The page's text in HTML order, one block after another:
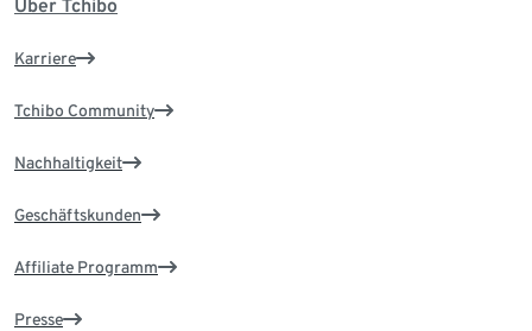
Über Tchibo
Karriere
Tchibo Community
Nachhaltigkeit
Geschäftskunden
Affiliate Programm
Presse